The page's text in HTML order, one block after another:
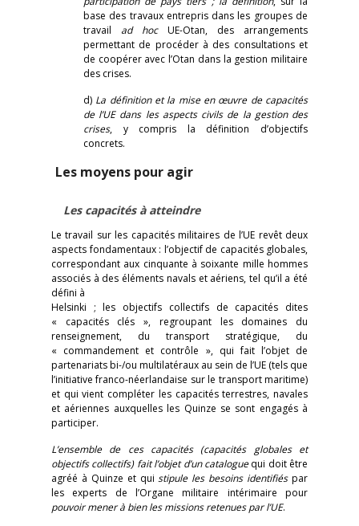
base des travaux entrepris dans les groupes de
travail ad hocUE-Otan, des arrangements
permettant de procéder à des consultations et
de coopérer avec l’Otan dans la gestion militaire
des crises.
d) La définition et la mise en œuvre de capacités
de l’UE dans les aspects civils de la gestion des
crises, y compris la définition d’objectifs
concrets.
Les moyens pour agir
Les capacités à atteindre
Le travail sur les capacités militaires de l’UE revêt deux
aspects fondamentaux : l’objectif de capacités globales,
correspondant aux cinquante à soixante mille hommes
associés à des éléments navals et aériens, tel qu’il a été
défini à
Helsinki ; les objectifs collectifs de capacités dites
« capacités clés », regroupant les domaines du
renseignement, du transport stratégique, du
« commandement et contrôle », qui fait l’objet de
partenariats bi-/ou multilatéraux au sein de l’UE (tels que
l’initiative franco-néerlandaise sur le transport maritime)
et qui vient compléter les capacités terrestres, navales
et aériennes auxquelles les Quinze se sont engagés à
participer.
L’ensemble de ces capacités (capacités globales et
objectifs collectifs) fait l’objet d’un cataloguequi doit être
agréé à Quinze et quistipule les besoins identifiéspar
les experts de l’Organe militaire intérimaire pour
pouvoir mener à bien les missions retenues par l’UE.